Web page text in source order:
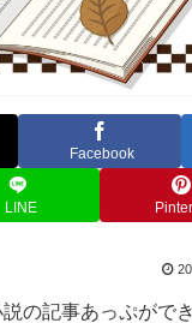
Facebook
LINE
説の記事あっぷがで